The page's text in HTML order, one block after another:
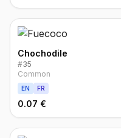
Chochodile
#35
Common
EN FR
0.07 €